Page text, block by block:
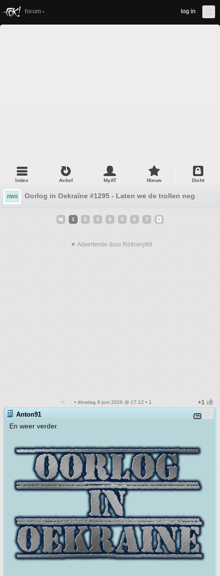
forum log in
Index Actief MyAT Nieuw Dicht
nws Oorlog in Oekraïne #1295 - Laten we de trollen negeren
1 2 3 4 5 6 7
▼ Advertentie door Refinery89
• dinsdag 9 juni 2026 @ 17:12 • 1
Anton91
En weer verder.